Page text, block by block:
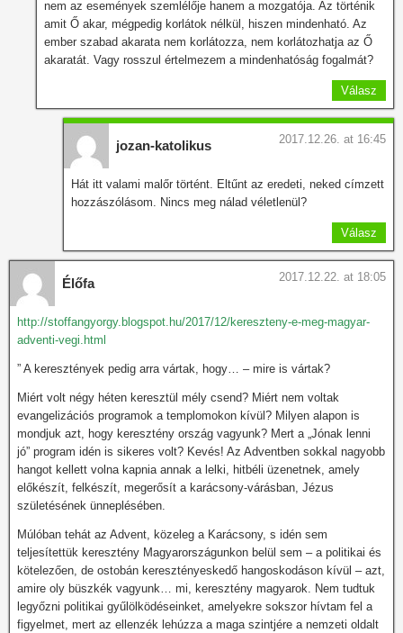
nem az események szemlélője hanem a mozgatója. Az történik
amit Ő akar, mégpedig korlátok nélkül, hiszen mindenható. Az
ember szabad akarata nem korlátozza, nem korlátozhatja az Ő
akaratát. Vagy rosszul értelmezem a mindenhatóság fogalmát?
Válasz
jozan-katolikus 2017.12.26. at 16:45
Hát itt valami malőr történt. Eltűnt az eredeti, neked címzett
hozzászólásom. Nincs meg nálad véletlenül?
Válasz
Élőfa 2017.12.22. at 18:05
http://stoffangyorgy.blogspot.hu/2017/12/kereszteny-e-meg-magyar-
adventi-vegi.html
” A keresztények pedig arra vártak, hogy… – mire is vártak?
Miért volt négy héten keresztül mély csend? Miért nem voltak
evangelizációs programok a templomokon kívül? Milyen alapon is
mondjuk azt, hogy keresztény ország vagyunk? Mert a „Jónak lenni
jó” program idén is sikeres volt? Kevés! Az Adventben sokkal nagyobb
hangot kellett volna kapnia annak a lelki, hitbéli üzenetnek, amely
előkészít, felkészít, megerősít a karácsony-várásban, Jézus
születésének ünneplésében.
Múlóban tehát az Advent, közeleg a Karácsony, s idén sem
teljesítettük keresztény Magyarországunkon belül sem – a politikai és
kötelezően, de ostobán keresztényeskedő hangoskodáson kívül – azt,
amire oly büszkék vagyunk… mi, keresztény magyarok. Nem tudtuk
legyőzni politikai gyűlölködéseinket, amelyekre sokszor hívtam fel a
figyelmet, mert az ellenzék lehúzza a maga szintjére a nemzeti oldalt